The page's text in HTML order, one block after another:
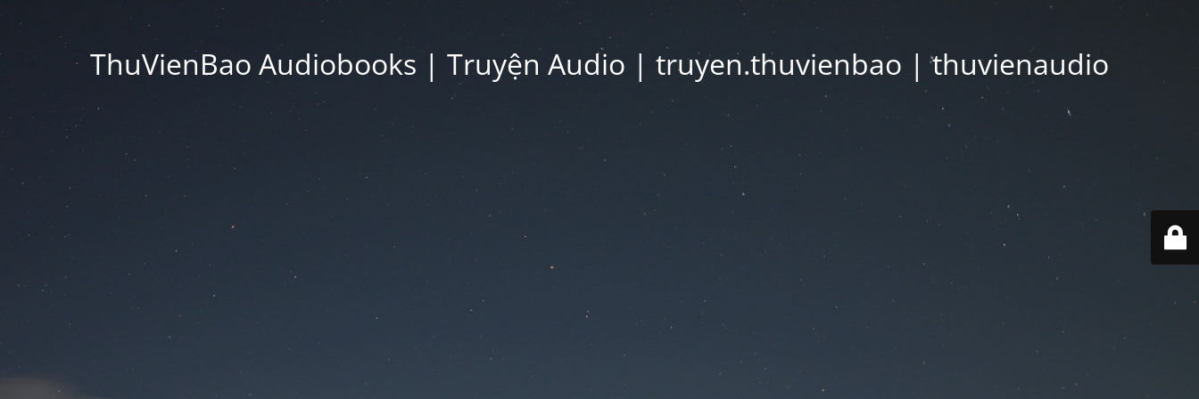
ThuVienBao Audiobooks | Truyện Audio | truyen.thuvienbao | thuvienaudio